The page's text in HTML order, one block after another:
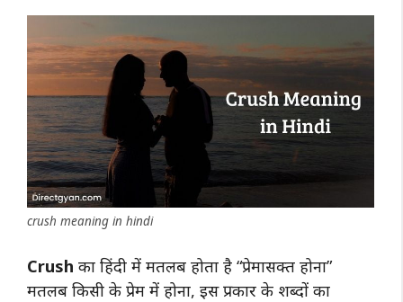
crush meaning in hindi
Crush का हिंदी में मतलब होता है “प्रेमासक्त होना”
मतलब किसी के प्रेम में होना, इस प्रकार के शब्दों का